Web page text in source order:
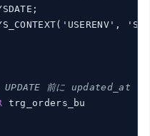
UPDATE 前に updated_at を